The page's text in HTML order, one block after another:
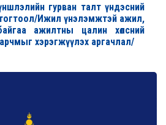
гурван талт үндэсний
Ижил үнэлэмжтэй ажил,
ажилтны цалин хөлсний
хэрэгжүүлэх аргачлал/